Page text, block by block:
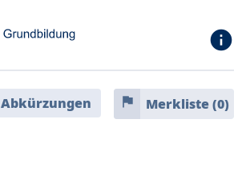
info
Abkürzungen flag Merkliste (0)